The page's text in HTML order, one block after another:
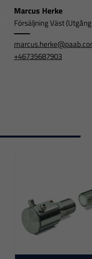
Marcus Herke
Försäljning Väst
+46735687903